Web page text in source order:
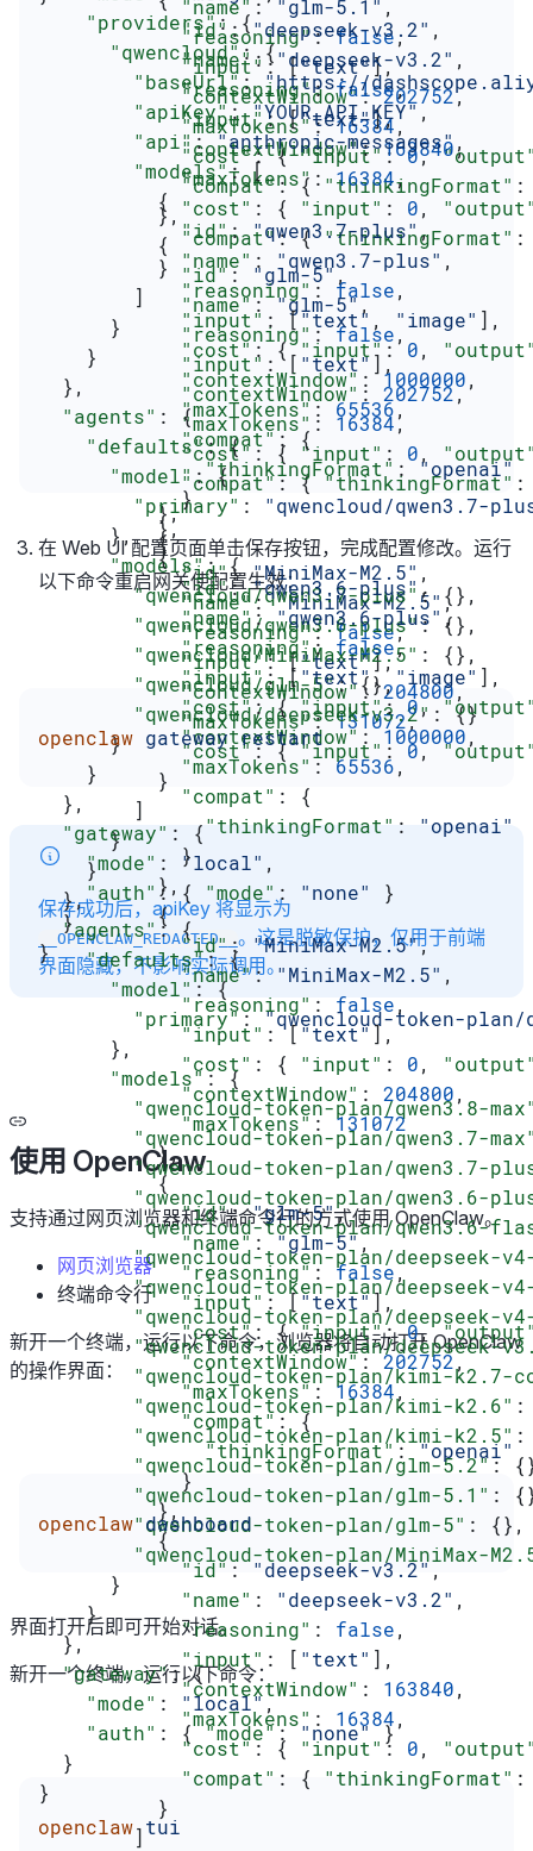
            "name"
: "glm-5.1" ,
            "reasoning"
: false,
            "input"
: ["text"],
            "contextWindow"
: 202752,
            "maxTokens"
: 16384,
            "cost"
: { "input": 0,
            "compat"
: { "thinkingFormat"
          },
          {
            "id"
: "glm-5",
            "name"
: "glm-5",
            "reasoning"
: false,
            "input"
: [ "text"],
            "contextWindow"
: 202752,
            "maxTokens"
: 16384,
            "cost"
: { "input" : 0,
            "compat"
: { "thinkingFormat"
          },
          {
            "id"
: "MiniMax-M2.5" ,
            "name"
: "MiniMax-M2.5" ,
            "reasoning"
: false,
            "input"
: ["text"],
            "contextWindow"
: 204800,
            "maxTokens"
: 131072,
            "cost"
: { "input" : 0,
          }
        ]
      }
    }
  },
  "agents"
: {
    "defaults"
: {
      "model"
: {
        "primary"
: "qwencloud-token-plan/
      },
      "models"
: {
"qwencloud-token-plan/qwen3.8-
"qwencloud-token-plan/qwen3.7-
"qwencloud-token-plan/qwen3.7-
"qwencloud-token-plan/qwen3.6-
"qwencloud-token-plan/qwen3.6-
"qwencloud-token-plan/deepseek-
"qwencloud-token-plan/deepseek-
"qwencloud-token-plan/deepseek-
"qwencloud-token-plan/deepseek-
"qwencloud-token-plan/kimi-k2.7-
        "qwencloud-token-plan/kimi-k2.6"
:
        "qwencloud-token-plan/kimi-k2.5"
:
        "qwencloud-token-plan/glm-5.2"
:
        "qwencloud-token-plan/glm-5.1"
:
        "qwencloud-token-plan/glm-5"
: {},
"qwencloud-token-plan/MiniMax-
      }
    }
  },
  "gateway"
: {
    "mode"
: "local",
    "auth"
: { "mode": "none" }
  }
}
            "id"
: "deepseek-v3.2" ,
            "name"
: "deepseek-v3.2" ,
            "reasoning"
: false,
            "input"
: ["text"],
            "contextWindow"
: 163840,
            "maxTokens"
: 16384,
            "cost"
: { "input" : 0,
            "compat"
: { "thinkingFormat"
          }
        ]
      }
    }
  },
  "agents"
: {
    "defaults"
: {
      "model"
: {
        "primary"
: "qwencloud/qwen3.7-
      },
      "models"
: {
        "qwencloud/qwen3.7-plus"
: {},
        "qwencloud/qwen3.6-plus"
: {},
        "qwencloud/MiniMax-M2.5"
: {},
        "qwencloud/glm-5"
: {},
        "qwencloud/deepseek-v3.2"
: {}
      }
    }
  },
  "gateway"
: {
    "mode"
: "local" ,
    "auth"
: { "mode" : "none"
}
  }
}
    "providers"
: {
      "qwencloud"
: {
        "baseUrl"
: "https://
        "apiKey"
: "YOUR_API_KEY",
        "api"
: "anthropic-messages",
        "models"
: [
          {
            "id"
: "qwen3.7-plus",
            "name"
: "qwen3.7-plus" ,
            "reasoning"
: false,
            "input"
: ["text" , "image" ],
            "cost"
: { "input": 0,
            "contextWindow"
: 1000000,
            "maxTokens"
: 65536,
            "compat"
: {
              "thinkingFormat"
: "openai"
            }
          },
          {
            "id"
: "qwen3.6-plus" ,
            "name"
: "qwen3.6-plus" ,
            "reasoning"
: false,
            "input"
: ["text", "image" ],
            "cost"
: { "input": 0,
            "contextWindow"
: 1000000,
            "maxTokens"
: 65536,
            "compat"
: {
              "thinkingFormat"
: "openai"
            }
          },
          {
            "id"
: "MiniMax-M2.5",
            "name"
: "MiniMax-M2.5" ,
            "reasoning"
: false,
            "input"
: ["text"],
            "cost"
: { "input" : 0,
            "contextWindow"
: 204800,
            "maxTokens"
: 131072
          },
          {
            "id"
: "glm-5",
            "name"
: "glm-5",
            "reasoning"
: false,
            "input"
: ["text"],
            "cost"
: { "input": 0,
            "contextWindow"
: 202752,
            "maxTokens"
: 16384,
            "compat"
: {
              "thinkingFormat"
: "openai"
            }
          },
          {
            "id"
: "deepseek-v3.2",
            "name"
: "deepseek-v3.2" ,
            "reasoning"
: false,
            "input"
: [ "text" ],
            "contextWindow"
: 163840,
            "maxTokens"
: 16384,
            "cost"
: { "input" : 0,
            "compat"
: { "thinkingFormat"
          }
        ]
在 Web UI 配置页面单击保存按钮，完成配置修改。运行
以下命令重启网关使配置生效：
openclaw gateway restart
保存成功后，apiKey 将显示为
__OPENCLAW_REDACTED__。这是脱敏保护，仅用于前端
界面隐藏，不影响实际调用。
使用 OpenClaw
支持通过网页浏览器和终端命令行的方式使用 OpenClaw。
网页浏览器
终端命令行
新开一个终端，运行以下命令，浏览器将自动打开 OpenClaw
的操作界面：
openclaw dashboard
界面打开后即可开始对话。
新开一个终端，运行以下命令：
openclaw tui